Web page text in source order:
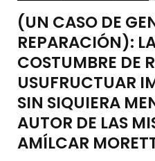
(UN CASO DE
REPARACIÓN):
COSTUMBRE DE
USUFRUCTUAR
SIN SIQUIERA
AUTOR DE LAS
AMÍLCAR